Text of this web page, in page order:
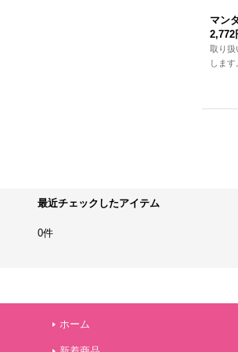
マン
2,772
取り扱
します
最近チェックしたアイテム
0件
ホーム